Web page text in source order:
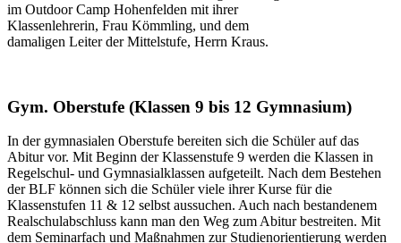
im Outdoor Camp Hohenfelden mit ihrer
Klassenlehrerin, Frau Kömmling, und dem
damaligen Leiter der Mittelstufe, Herrn Kraus.
Gym. Oberstufe (Klassen 9 bis 12 Gymnasium)
In der gymnasialen Oberstufe bereiten sich die Schüler auf das
Abitur vor. Mit Beginn der Klassenstufe 9 werden die Klassen in
Regelschul- und Gymnasialklassen aufgeteilt. Nach dem Bestehen
der BLF können sich die Schüler viele ihrer Kurse für die
Klassenstufen 11 & 12 selbst aussuchen. Auch nach bestandenem
Realschulabschluss kann man den Weg zum Abitur bestreiten. Mit
dem Seminarfach und Maßnahmen zur Studienorientierung werden